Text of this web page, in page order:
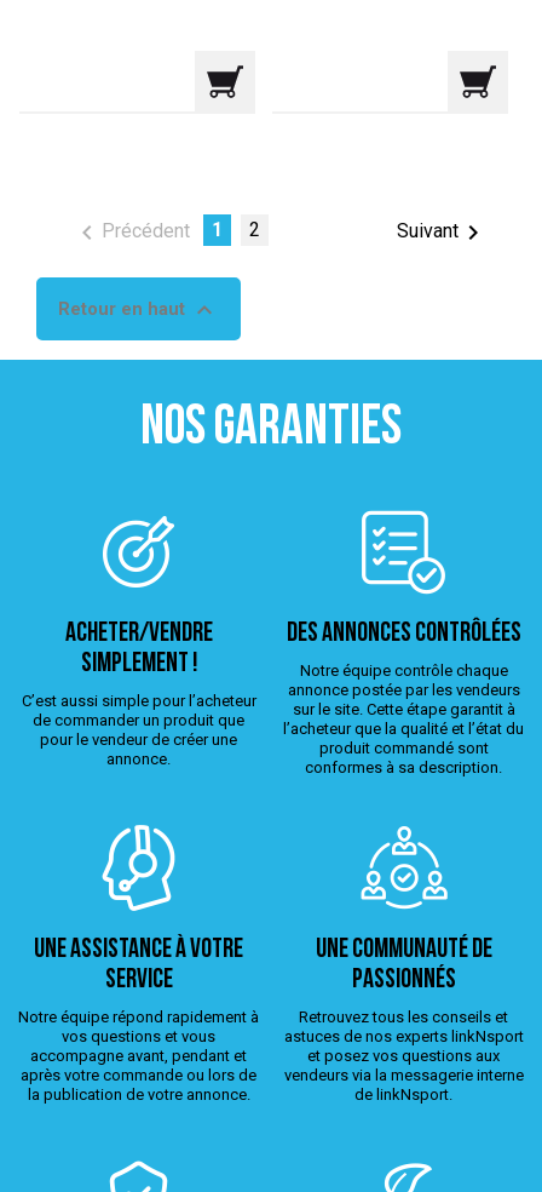
 Précédent 1 2 Suivant 
Retour en haut 
NOS GARANTIES
ACHETER/VENDRE
simplement !
C’est aussi simple pour l’acheteur
de commander un produit que
pour le vendeur de créer une
annonce.
Des annonces contrôlées
Notre équipe contrôle chaque
annonce postée par les vendeurs
sur le site. Cette étape garantit à
l’acheteur que la qualité et l’état du
produit commandé sont
conformes à sa description.
Une assistance à votre
service
Notre équipe répond rapidement à
vos questions et vous
accompagne avant, pendant et
après votre commande ou lors de
la publication de votre annonce.
Une Communauté de
passionnés
Retrouvez tous les conseils et
astuces de nos experts linkNsport
et posez vos questions aux
vendeurs via la messagerie interne
de linkNsport.